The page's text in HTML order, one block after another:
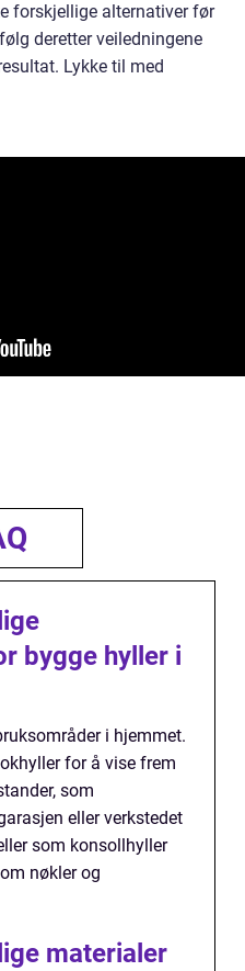
forskjellige alternativer før
deretter veiledningene
Lykke til med
bygge hyller i
i hjemmet.
for å vise frem
som
eller verkstedet
som konsollhyller
nøkler og
materialer